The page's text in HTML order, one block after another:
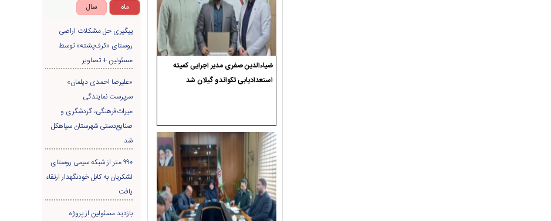
ضیاءالدین صفری مدیر اجرایی کمیته
استعدادیابی تکواندو گیلان شد
ماه
سال
پیگیری حل مشکلات اراضی
روستای «کرف‌پشته» توسط
مسئولین + تصاویر
«علیرضا احمدی دیلمان»
سرپرست نمایندگی
میراث‌فرهنگی، گردشگری و
صنایع‌دستی شهرستان سیاهکل
شد
۹۹۰ متر از شبکه سیمی روستای
لشکریان به کابل خودنگهدار ارتقاء
یافت
بازدید مسئولین از پروژه